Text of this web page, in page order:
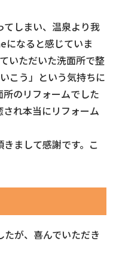
しまい、温泉より我
になると感じていま
いただいた洗面所で整
こう」という気持ちに
のリフォームでした
れ本当にリフォーム
まして感謝です。こ
が、喜んでいただき